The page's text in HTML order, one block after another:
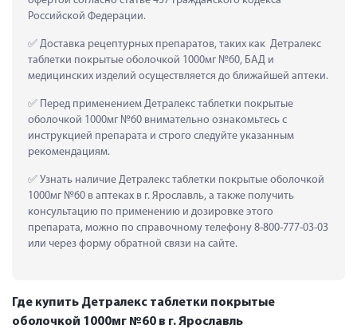
Российской Федерации.
Доставка рецептурных препаратов, таких как  Детралекс
таблетки покрытые оболочкой 1000мг №60, БАД и
медицинских изделий осуществляется до ближайшей аптеки.
Перед применением Детралекс таблетки покрытые
оболочкой 1000мг №60 внимательно ознакомьтесь с
инструкцией препарата и строго следуйте указанным
рекомендациям.
Узнать наличие Детралекс таблетки покрытые оболочкой
1000мг №60 в аптеках в г. Ярославль, а также получить
консультацию по применению и дозировке этого
препарата, можно по справочному телефону 8-800-777-03-03
или через форму обратной связи на сайте.
Где купить Детралекс таблетки покрытые
оболочкой 1000мг №60 в г. Ярославль